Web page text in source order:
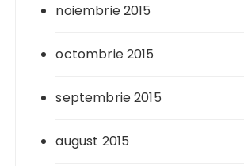
noiembrie 2015
octombrie 2015
septembrie 2015
august 2015